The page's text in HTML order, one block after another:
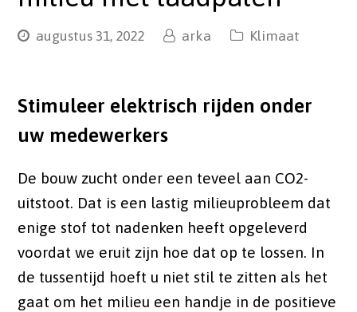
augustus 31, 2022 arka Klimaat
Stimuleer elektrisch rijden onder
uw medewerkers
De bouw zucht onder een teveel aan CO2-
uitstoot. Dat is een lastig milieuprobleem dat
enige stof tot nadenken heeft opgeleverd
voordat we eruit zijn hoe dat op te lossen. In
de tussentijd hoeft u niet stil te zitten als het
gaat om het milieu een handje in de positieve